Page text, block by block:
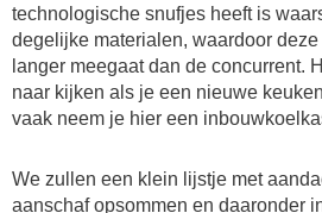
technologische snufjes heeft is
degelijke materialen, waardoor
langer meegaat dan de concurrent.
naar kijken als je een nieuwe
vaak neem je hier een
We zullen een klein lijstje met
aanschaf opsommen en daaronder